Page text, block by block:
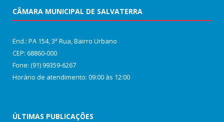
CÂMARA MUNICIPAL DE SALVATERRA
End.: PA 154, 3ª Rua, Bairro Urbano
CEP: 68860‑000
Fone: (91) 99359-6267
Horário de atendimento: 09:00 às 12:00
ÚLTIMAS PUBLICAÇÕES